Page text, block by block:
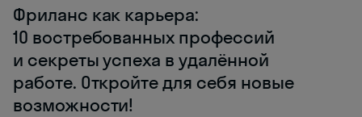
Фриланс как карьера:
10 востребованных профессий
и секреты успеха в удалённой
работе. Откройте для себя новые
возможности!